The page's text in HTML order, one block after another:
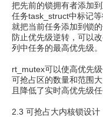
把先前的锁拥有者添加
任务task_struct中标记
就把当前任务添加到锁
防止优先级逆转，可以
列中任务的最高优先级。
rt_mutex可以使高优先
可抢占区的数量和范围
且降低了实时高优先级
2.3 可抢占大内核锁设计